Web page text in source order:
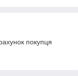
покупця